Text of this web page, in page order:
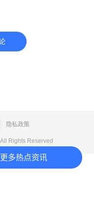
多热点资讯
隐私政策
Rights Reserved